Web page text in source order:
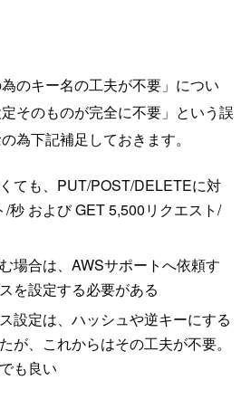
のキー名の工夫が不要」につい
そのものが完全に不要」という誤
為下記補足しておきます。
ても、PUT/POST/DELETEに対
秒 および GET 5,500リクエスト/
場合は、AWSサポートへ依頼す
を設定する必要がある
設定は、ハッシュや逆キーにする
が、これからはその工夫が不要。
も良い